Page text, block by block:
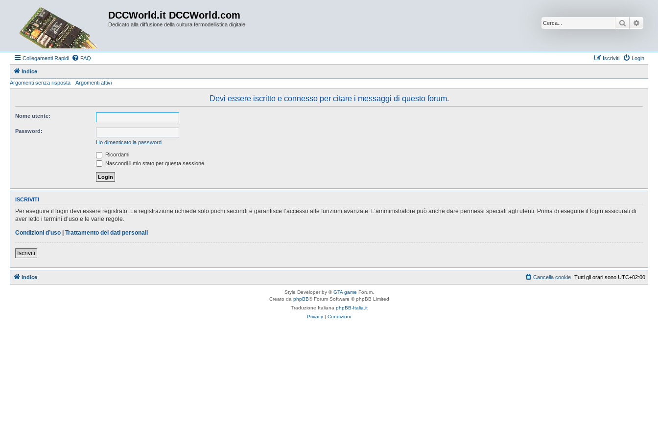
DCCWorld.it DCCWorld.com
Dedicato alla diffusione della cultura fermodellistica digitale. Cerca
Collegamenti Rapidi FAQ Login
Iscriviti
Indice
Argomenti senza risposta
Argomenti attivi
Devi essere iscritto e connesso per citare i messaggi di questo forum.
Nome utente:
Password:
Ho dimenticato la password
Ricordami
Nascondi il mio stato per questa sessione
ISCRIVITI
Per eseguire il login devi essere registrato. La registrazione richiede solo pochi secondi e garantisce l’accesso alle funzioni avanzate. L’amministratore può anche dare permessi speciali agli utenti. Prima di eseguire il login assicurati di
aver letto i termini d’uso e le varie regole.
Condizioni d’uso | Trattamento dei dati personali
Iscriviti
Indice Tutti gli orari sono UTC+02:00
Cancella cookie
Style Developer by ©GTA game Forum.
Creato da phpBB® Forum Software © phpBB Limited
Traduzione Italiana phpBB-Italia.it
Privacy | Condizioni